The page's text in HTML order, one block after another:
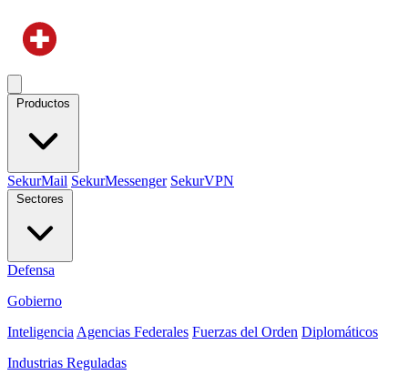
Productos
SekurMail SekurMessenger SekurVPN
Sectores
Defensa
Gobierno
Inteligencia Agencias Federales Fuerzas del Orden Diplomáticos
Industrias Reguladas